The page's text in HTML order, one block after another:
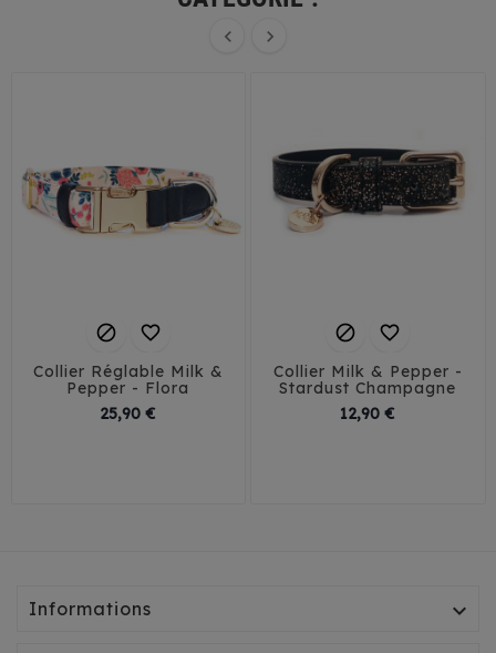
 
 
Collier Réglable Milk &
Pepper - Flora
25,90 €
 
Collier Milk & Pepper -
Stardust Champagne
1 cm / 25 cm
12,90 €
Informations 